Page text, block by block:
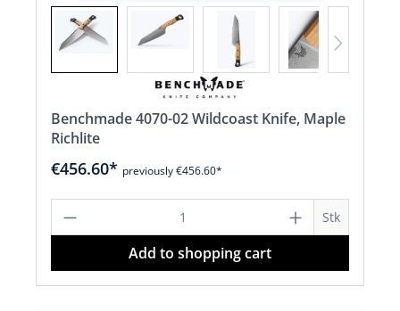
Benchmade 4070-02 Wildcoast Knife, Maple
Richlite
€456.60* previously €456.60*
Product Quantity: Enter the desired
Stk
Add to shopping cart